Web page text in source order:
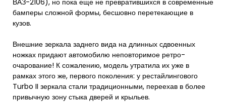
бамперы сложной формы, бесшовно перетекающие в
кузов.
Внешние зеркала заднего вида на длинных сдвоенных
ножках придают автомобилю неповторимое ретро-
очарование! К сожалению, модель утратила их уже в
рамках этого же, первого поколения: у рестайлингового
Turbo II зеркала стали традиционными, переехав в более
привычную зону стыка дверей и крыльев.